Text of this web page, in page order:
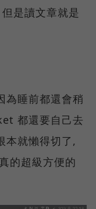
是讀文章就是
為睡前都還會稍
都還要自己去
本就懶得切了,
的超級方便的